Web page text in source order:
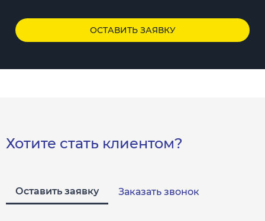
ОСТАВИТЬ ЗАЯВКУ
Хотите стать клиентом?
Оставить заявку Заказать звонок